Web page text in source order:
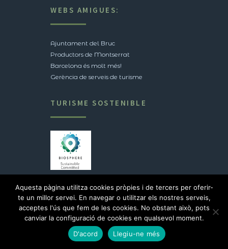
WEBS AMIGUES:
Ajuntament del Bruc
Productors de Montserrat
Barcelona és molt més!
Gerència de serveis de turisme
TURISME SOSTENIBLE
2017 © Ajuntament del Bruc | Avís legal
Aquesta pàgina utilitza cookies pròpies i de tercers per oferir-
te un millor servei. En navegar o utilitzar els nostres serveis,
acceptes l'ús que fem de les cookies. No obstant això, pots
canviar la configuració de cookies en qualsevol moment.
D'acord
Llegiu-ne més